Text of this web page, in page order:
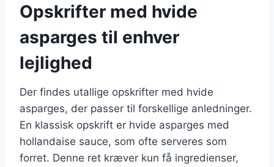
Opskrifter med hvide
asparges til enhver
lejlighed
Der findes utallige opskrifter med hvide
asparges, der passer til forskellige anledninger.
En klassisk opskrift er hvide asparges med
hollandaise sauce, som ofte serveres som
forret. Denne ret kræver kun få ingredienser,